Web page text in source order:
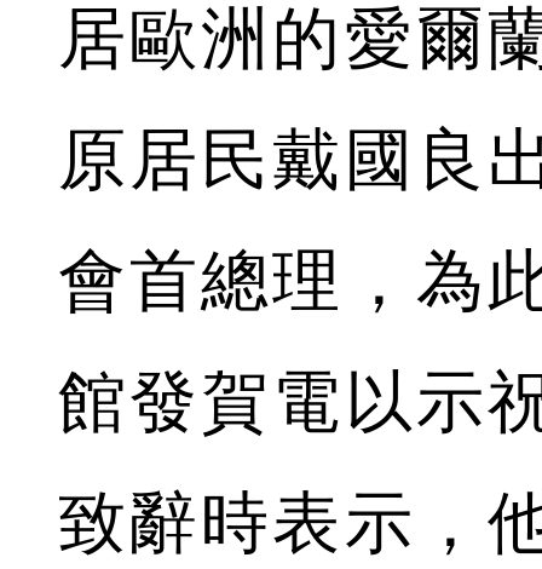
居歐洲的愛爾
原居民戴國良
會首總理，為
館發賀電以示
致辭時表示，